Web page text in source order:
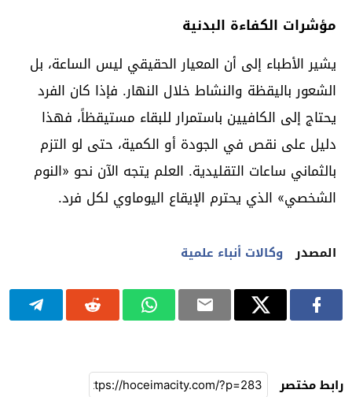
مؤشرات الكفاءة البدنية
يشير الأطباء إلى أن المعيار الحقيقي ليس الساعة، بل
الشعور باليقظة والنشاط خلال النهار. فإذا كان الفرد
يحتاج إلى الكافيين باستمرار للبقاء مستيقظاً، فهذا
دليل على نقص في الجودة أو الكمية، حتى لو التزم
بالثماني ساعات التقليدية. العلم يتجه الآن نحو «النوم
الشخصي» الذي يحترم الإيقاع اليوماوي لكل فرد.
المصدر وكالات أنباء علمية
رابط مختصر